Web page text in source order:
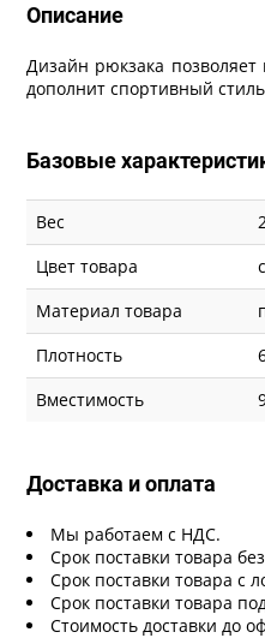
Описание
Дизайн рюкзака
дополнит спортивный
Базовые
Вес
Цвет товара
Материал товара
Плотность
Вместимость
Доставка и оплата
Мы работаем с НДС.
Срок поставки товара
Срок поставки товара с
Срок поставки товара
Стоимость доставки до